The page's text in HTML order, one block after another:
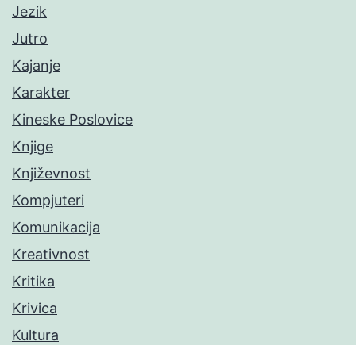
Jezik
Jutro
Kajanje
Karakter
Kineske Poslovice
Knjige
Književnost
Kompjuteri
Komunikacija
Kreativnost
Kritika
Krivica
Kultura